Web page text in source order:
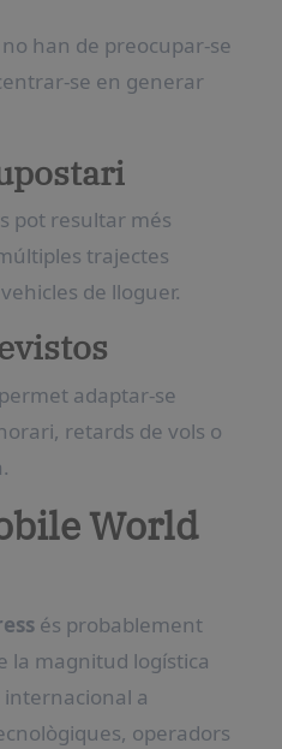
han de preocupar-se
se en generar
pot resultar més
trajectes
de lloguer.
adaptar-se
retards de vols o
World
és probablement
la magnitud logística
a
operadors